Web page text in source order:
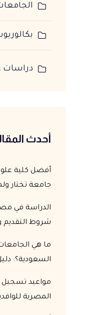
دراسات
أحدث
جامعة تختار
شروط
ما هي
السعودية؟: دليل
مواعيد تسجيل
المصرية للوافدين